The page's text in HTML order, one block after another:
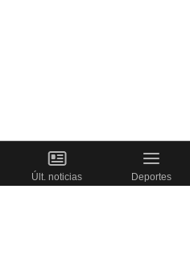
Últ. noticias Deportes